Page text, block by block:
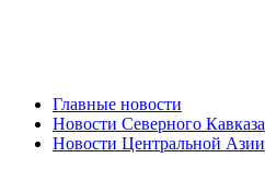
Главные новости
Новости Северного Кавказа
Новости Центральной Азии